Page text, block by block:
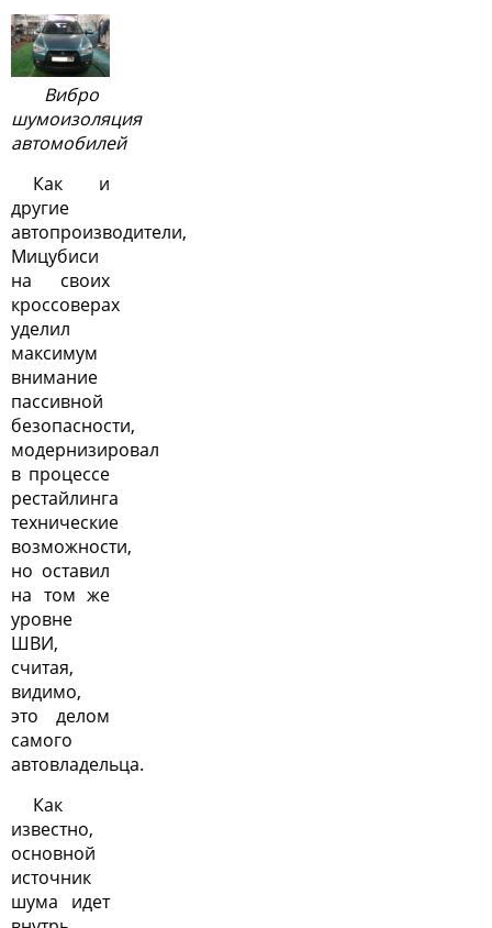
Вибро
шумоизоляция
автомобилей
Как и
другие
автопроизводители,
Мицубиси
на своих
кроссоверах
уделил
максимум
внимание
пассивной
безопасности,
модернизировал
в процессе
рестайлинга
технические
возможности,
но оставил
на том же
уровне
ШВИ,
считая,
видимо,
это делом
самого
автовладельца.
Как
известно,
основной
источник
шума идет